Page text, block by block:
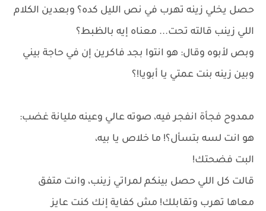
حصل يخلي زينه تهرب في نص الليل كده؟ وبعدين الكلام
اللي زينب قالته تحت... معناه إيه بالظبط؟
وبص لأبوه وقال: هو انتوا بجد فاكرين إن في حاجة بيني
وبين زينه بنت عمتي يا أبويا!؟
ممدوح فجأة انفجر فيه، صوته عالي وعينه مليانة غضب:
هو انت لسه بتسأل؟! ما خلاص يا بيه،
البت فضحتك!
قالت كل اللي حصل بينكم لمراتي زينب، وانت متفق
معاها تهرب وتقابلك! مش كفاية إنك كنت عايز